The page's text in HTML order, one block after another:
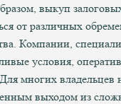
выкуп
от различных
Компании,
условия,
многих владельцев
выходом из